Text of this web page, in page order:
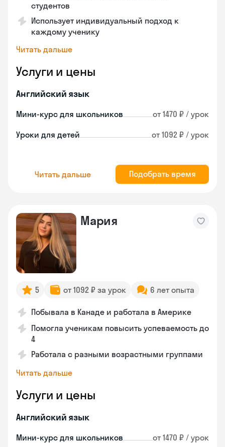
студентов
Использует индивидуальный подход к
каждому ученику
Читать дальше
Услуги и цены
Английский язык
Мини-курс для школьников от 1470 ₽ / урок
Уроки для детей от 1092 ₽ / урок
Читать дальше Подобрать время
Мария
5 от 1092 ₽ за урок 6 лет опыта
Побывала в Канаде и работала в Америке
Помогла ученикам повысить успеваемость до
4
Работала с разными возрастными группами
Читать дальше
Услуги и цены
Английский язык
Мини-курс для школьников от 1470 ₽ / урок